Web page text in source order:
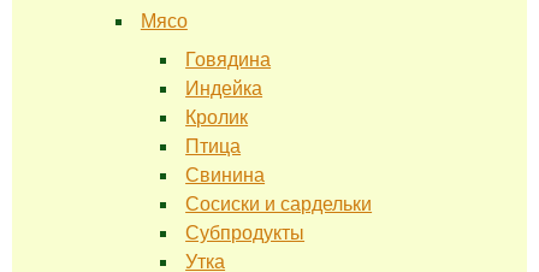
Мясо
Говядина
Индейка
Кролик
Птица
Свинина
Сосиски и сардельки
Субпродукты
Утка